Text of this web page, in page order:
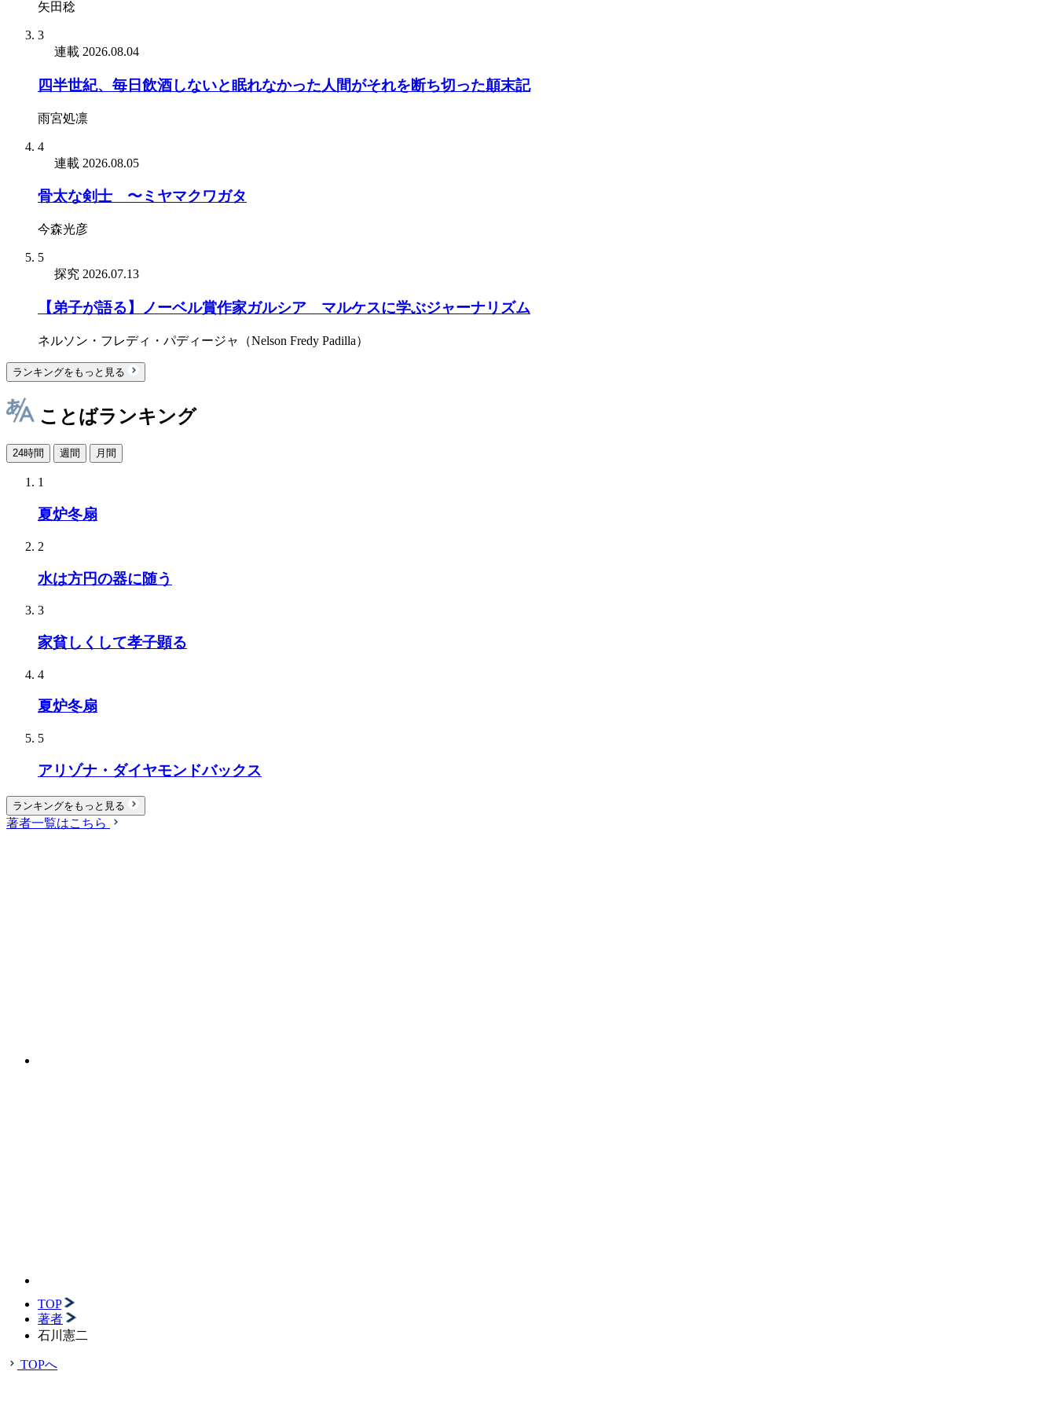
矢田稔
3
連載 2026.08.04
四半世紀、毎日飲酒しないと眠れなかった人間がそれを断ち切った顛末記
雨宮処凛
4
連載 2026.08.05
骨太な剣士 〜ミヤマクワガタ
今森光彦
5
探究 2026.07.13
【弟子が語る】ノーベル賞作家ガルシア゠マルケスに学ぶジャーナリズム
ネルソン・フレディ・パディージャ（Nelson Fredy Padilla）
ランキングをもっと見る
ことばランキング
24時間 週間 月間
1
夏炉冬扇
2
水は方円の器に随う
3
家貧しくして孝子顕る
4
夏炉冬扇
5
アリゾナ・ダイヤモンドバックス
ランキングをもっと見る
著者一覧はこちら
TOP
著者
石川憲二
TOPへ